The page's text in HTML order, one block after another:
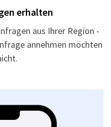
erhalten
aus Ihrer Region -
annehmen möchten